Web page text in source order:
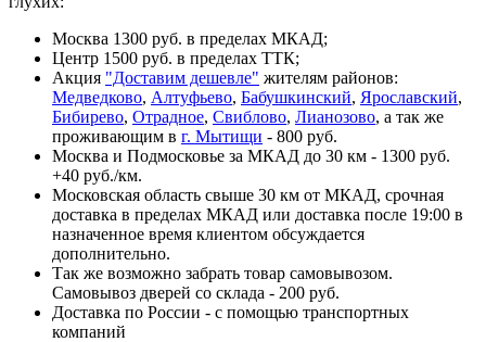
Москва 1300 руб. в пределах МКАД;
Центр 1500 руб. в пределах ТТК;
Акция "Доставим дешевле" жителям районов:
Медведково, Алтуфьево, Бабушкинский, Ярославский,
Бибирево, Отрадное, Свиблово, Лианозово, а так же
проживающим в г. Мытищи - 800 руб.
Москва и Подмосковье за МКАД до 30 км - 1300 руб.
+40 руб./км.
Московская область свыше 30 км от МКАД, срочная
доставка в пределах МКАД или доставка после 19:00 в
назначенное время клиентом обсуждается
дополнительно.
Так же возможно забрать товар самовывозом.
Самовывоз дверей со склада - 200 руб.
Доставка по России - с помощью транспортных
компаний